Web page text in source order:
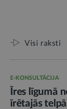
Visi raksti
E-KONSULTĀCIJA
Īres līgumā
īrētajās